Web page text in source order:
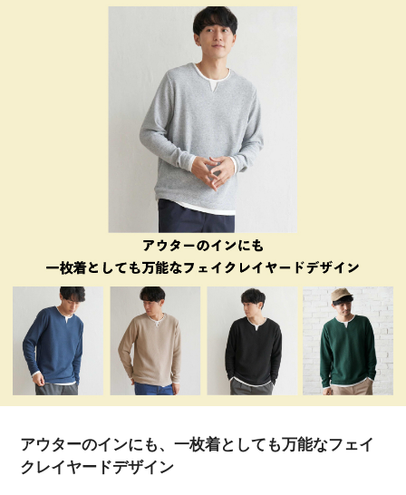
アウターのインにも、一枚着としても万能なフェイ
クレイヤードデザイン